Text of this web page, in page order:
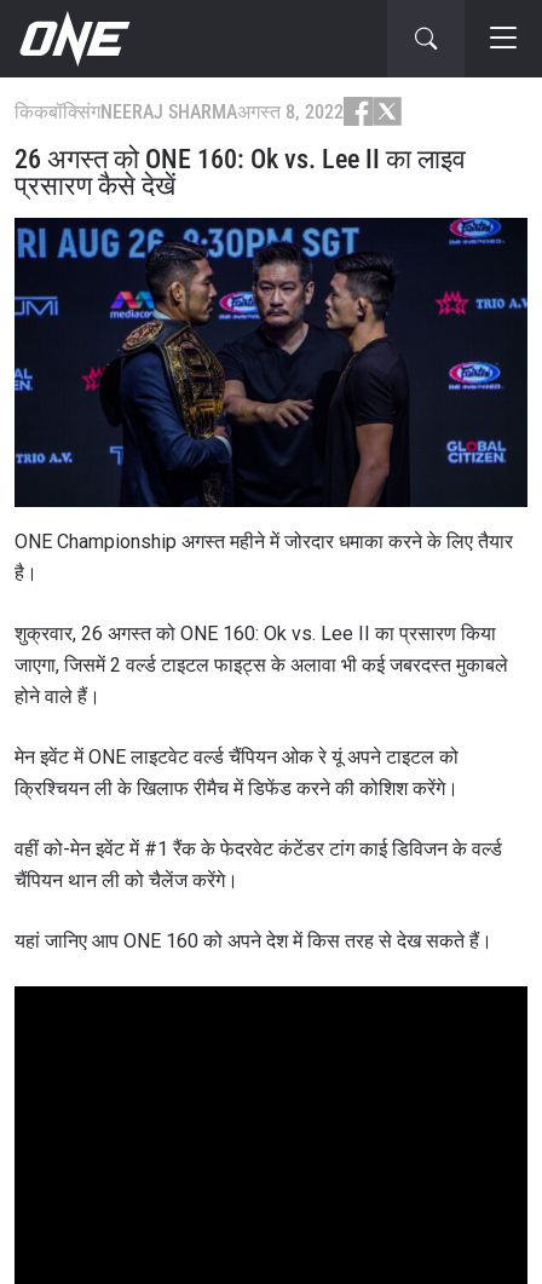
किकबॉक्सिंगNEERAJ SHARMAअगस्त 8, 2022
26 अगस्त को ONE 160: Ok vs. Lee II का लाइव
प्रसारण कैसे देखें
ONE Championship अगस्त महीने में जोरदार धमाका करने के लिए तैयार
है।
शुक्रवार, 26 अगस्त को ONE 160: Ok vs. Lee II का प्रसारण किया
जाएगा, जिसमें 2 वर्ल्ड टाइटल फाइट्स के अलावा भी कई जबरदस्त मुकाबले
होने वाले हैं।
मेन इवेंट में ONE लाइटवेट वर्ल्ड चैंपियन ओक रे यूं अपने टाइटल को
क्रिश्चियन ली के खिलाफ रीमैच में डिफेंड करने की कोशिश करेंगे।
वहीं को-मेन इवेंट में #1 रैंक के फेदरवेट कंटेंडर टांग काई डिविजन के वर्ल्ड
चैंपियन थान ली को चैलेंज करेंगे।
यहां जानिए आप ONE 160 को अपने देश में किस तरह से देख सकते हैं।